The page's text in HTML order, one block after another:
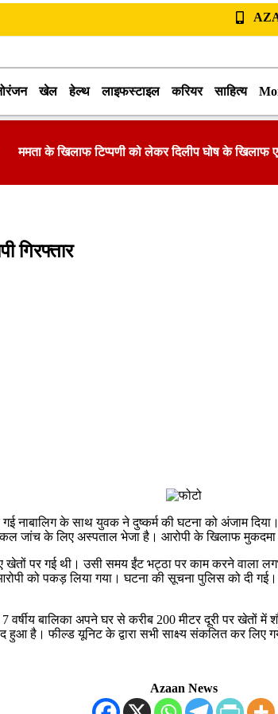
खेल हेल्थ लाइफस्टाइल करियर साहित्य
ममता के खिलाफ टिप्पणी को लेकर दिलीप घोष के खिलाफ
गिरफ्तार
नाबालिग के साथ युवक ने दुष्कर्म की घटना को अंजाम
जांच के लिए अस्पताल भेजा है। आरोपी के खिलाफ मुकदमा
खेतों पर गई थी। उसी समय ईंट भट्ठा पर काम करने वाला
को पकड़ लिया गया। घटना की सूचना पुलिस को दी गई।
वर्षीय बालिका अपने घर से करीब 200 मीटर दूरी पर खेतों
हुआ है। फील्ड यूनिट के द्वारा सभी साक्ष्य संकलित कर
Azaan News